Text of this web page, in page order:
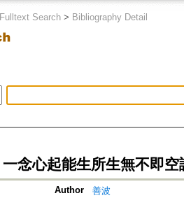
Fulltext Search > Bibliography Detail
一念心起能生所生無不即空
Author
善波